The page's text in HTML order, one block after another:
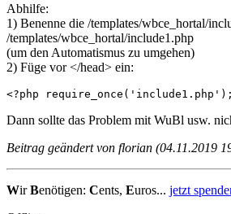
Abhilfe:
1) Benenne die /templates/wbce_hortal/
/templates/wbce_hortal/include1.php
(um den Automatismus zu umgehen)
2) Füge vor </head> ein:
<?php
Dann sollte das Problem mit WuBl usw.
Beitrag geändert von florian (04.11.2019
WirBenötigen: Cents, Euros... jetzt